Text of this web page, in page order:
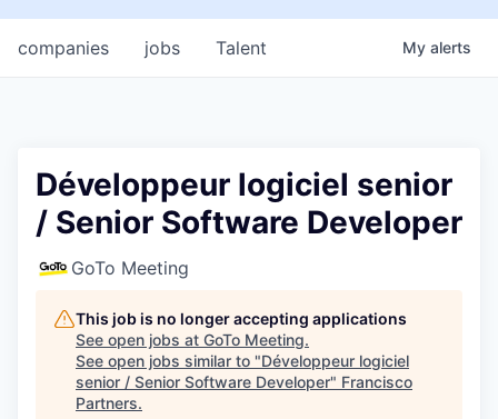
jobs
companies Talent My alerts
Développeur logiciel senior
/ Senior Software Developer
GoTo Meeting
This job is no longer accepting applications
See open jobs at GoTo Meeting.
See open jobs similar to "Développeur logiciel
senior / Senior Software Developer" Francisco
Partners.